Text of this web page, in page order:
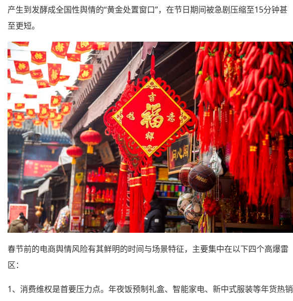
产生到发酵成全国性舆情的“黄金处置窗口”，在节日期间被急剧压缩至15分钟甚
至更短。
春节前的电商舆情风险有其鲜明的时间与场景特征，主要集中在以下四个高爆雷
区：
1、消费维权是首要压力点。年夜饭预制礼盒、智能家电、新中式服装等年货热销